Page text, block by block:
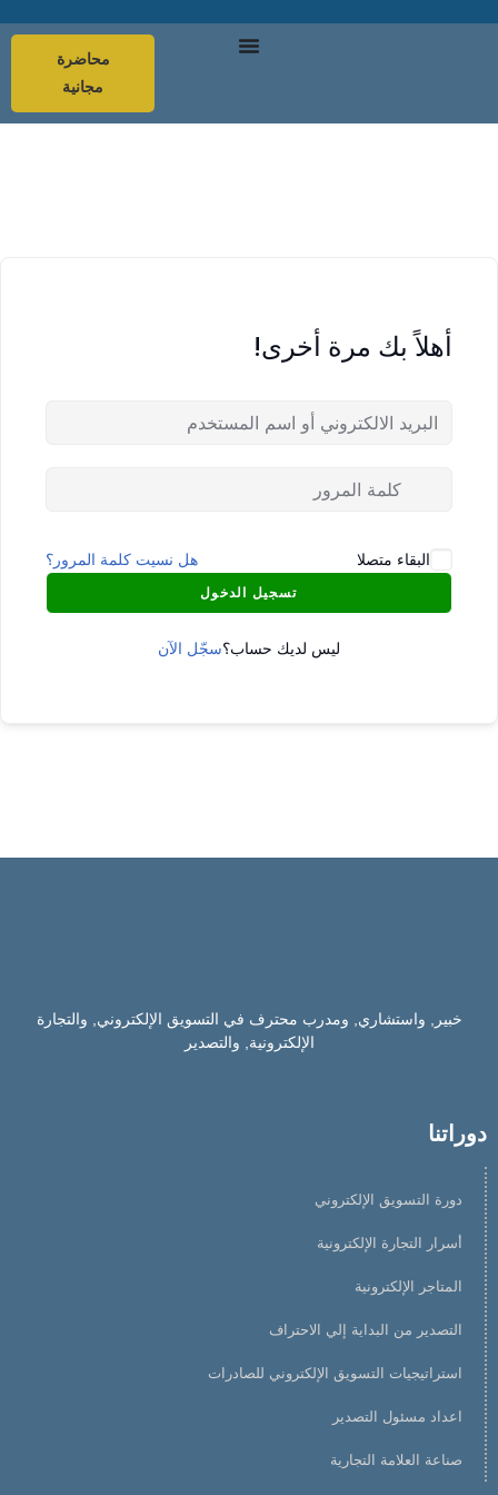
محاضرة
مجانية
أهلاً بك مرة أخرى!
البقاء متصلا هل نسيت كلمة المرور؟
تسجيل الدخول
ليس لديك حساب؟سجّل الآن
خبير, واستشاري, ومدرب محترف في التسويق الإلكتروني, والتجارة
الإلكترونية, والتصدير
دوراتنا
دورة التسويق الإلكتروني
أسرار التجارة الإلكترونية
المتاجر الإلكترونية
التصدير من البداية إلي الاحتراف
استراتيجيات التسويق الإلكتروني للصادرات
اعداد مسئول التصدير
صناعة العلامة التجارية